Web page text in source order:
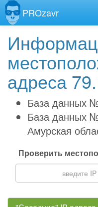
PROzavr
адреса
База данных
База данных
Амурская
Проверить